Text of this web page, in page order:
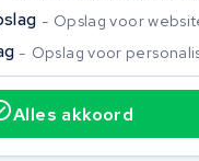
Opslag voor
Opslag voor
Alles akkoord